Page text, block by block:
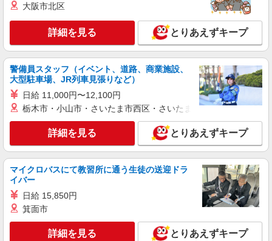
株式会社シエロ
携帯販売スタッフ【楽天モバイル】
日給10800円 （時給1350円相当） ※残業代支
給 ★交通費別途支給（規定あり） ゜+゜・。
○。・゜+゜・。○。・゜+゜ 入社祝い金10万円支
給(規定有) お友達を紹介頂くと, インセンティブ支
給(規定有) ★月2回払い・週払い可能（規程有）★
゜・。○。・゜+゜・。○。・゜+゜
山口県周南市の楽天モバイルショップ
キープ 詳細を見る
派遣社員
【楽天モバイル】の携帯販売スタッフ
時給1650円〜1850円（経験・能力による） ※
残業代支給 ★交通費別途支給（規定あり） ゜
+゜・。○。・゜+゜・。○。・゜+゜ 入社祝い金10
有）★ ゜・。○。・゜+゜・。○。・゜+゜
山口県周南市の楽天モバイルショップ
詳細を見る
大阪市北区
詳細を見る とりあえずキープ
警備員スタッフ（イベント、道路、商業施設、
大型駐車場、JR列車見張りなど）
日給 11,000円〜12,100円
栃木市・小山市・さいたま市西区・さいたま市岩槻区・久喜市・
詳細を見る とりあえずキープ
マイクロバスにて教習所に通う生徒の送迎ドラ
イバー
日給 15,850円
箕面市
詳細を見る とりあえずキープ